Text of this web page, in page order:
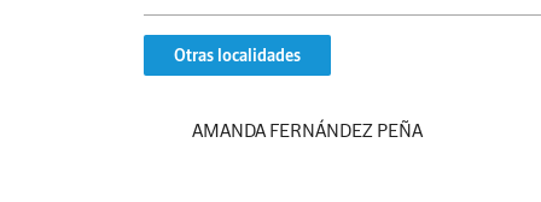
Otras localidades
AMANDA FERNÁNDEZ PEÑA